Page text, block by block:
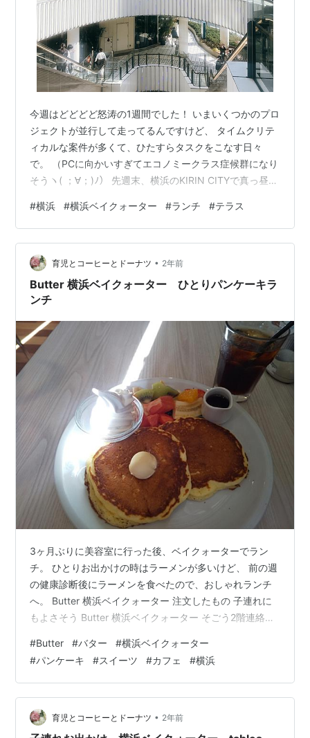
今週はどどどど怒涛の1週間でした！ いまいくつかのプロ
ジェクトが並行して走ってるんですけど、 タイムクリテ
ィカルな案件が多くて、ひたすらタスクをこなす日々
で。 （PCに向かいすぎてエコノミークラス症候群になり
そうヽ( ；∀；)ﾉ） 先週末、横浜のKIRIN CITYで真っ昼間
ー 今週は出かける時もとにかく急がなきゃ！ って基本慌
てふためいてたんで、 まだ車に自分が乗り切ってないの
に ドア閉めちゃって片足を挟む悲劇（No way！） みた
いな痛恨のケアレスミスを、2回やってますからね← 何だ
ろう、空間認識能力が乏しいのかな。 または運動神経の
問…
#横浜 #横浜ベイクォーター #ランチ #テラス
育児とコーヒーとドーナツ • 2年前
Butter 横浜ベイクォーター ひとりパンケーキラ
ンチ
3ヶ月ぶりに美容室に行った後、ベイクォーターでラン
チ。 ひとりお出かけの時はラーメンが多いけど、 前の週
の健康診断後にラーメンを食べたので、おしゃれランチ
へ。 Butter 横浜ベイクォーター 注文したもの 子連れに
もよさそう Butter 横浜ベイクォーター そごう2階連絡口
ーバス乗り場の反対側のお店。 パンケーキ屋さんはかな
り久しぶりで、うきうき。 祝日の13時過ぎ頃待ちなしで
入店できました。 席に案内してくれたのはK-POPアイド
ルのような若い男性スタッフの方。 店内はほぼ満席でし
た。 テラス席もあり、暑くなくて、眩しくなければ気持
ちよ…
#Butter #バター #横浜ベイクォーター
#パンケーキ #スイーツ #カフェ #横浜
育児とコーヒーとドーナツ • 2年前